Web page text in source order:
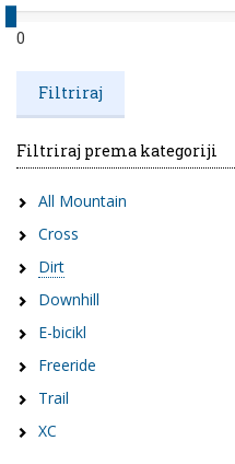
0
Filtriraj prema kategoriji
All Mountain
Cross
Dirt
Downhill
E-bicikl
Freeride
Trail
XC